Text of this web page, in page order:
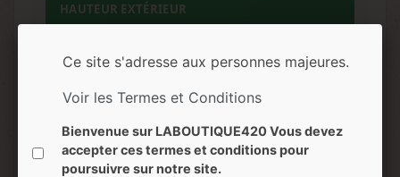
HAUTEUR EXTÉRIEUR
100-120 cm
ARÔMES
Melon, fraise, chewing-gum, agrumes, floral
Ce site s'adresse aux personnes majeures.
Voir les Termes et Conditions
Bienvenue sur LABOUTIQUE420 Vous devez
accepter ces termes et conditions pour
poursuivre sur notre site.